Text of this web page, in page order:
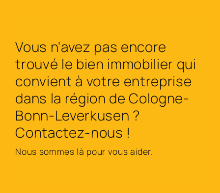
Vous n'avez pas encore
trouvé le bien immobilier qui
convient à votre entreprise
dans la région de Cologne-
Bonn-Leverkusen ?
Contactez-nous !
Nous sommes là pour vous aider.